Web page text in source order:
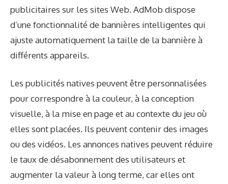
publicitaires sur les sites Web. AdMob dispose
d’une fonctionnalité de bannières intelligentes qui
ajuste automatiquement la taille de la bannière à
différents appareils.
Les publicités natives peuvent être personnalisées
pour correspondre à la couleur, à la conception
visuelle, à la mise en page et au contexte du jeu où
elles sont placées. Ils peuvent contenir des images
ou des vidéos. Les annonces natives peuvent réduire
le taux de désabonnement des utilisateurs et
augmenter la valeur à long terme, car elles ont